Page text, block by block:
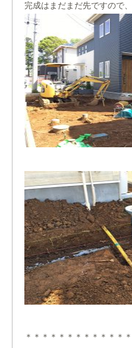
完成はまだまだ先ですので
＊＊＊＊＊＊＊＊＊＊＊＊